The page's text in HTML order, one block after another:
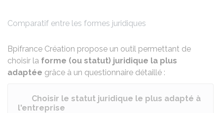
Comparatif entre les formes juridiques
Bpifrance Création propose un outil permettant de
choisir la forme (ou statut) juridique la plus
adaptée grâce à un questionnaire détaillé :
Choisir le statut juridique le plus adapté à
l'entreprise